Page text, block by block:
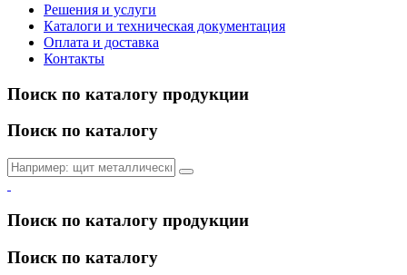
Решения и услуги
Каталоги и техническая документация
Оплата и доставка
Контакты
Поиск по каталогу продукции
Поиск по каталогу
Поиск по каталогу продукции
Поиск по каталогу